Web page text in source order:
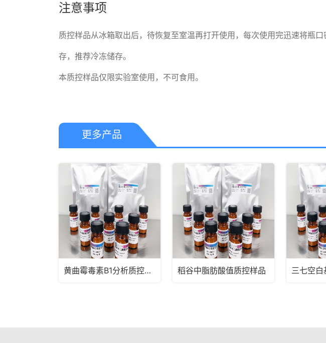
注意事项
质控样品从冰箱取出后，待恢复至室温再打开使用，每次使用完迅速将瓶
存，推荐冷冻储存。
本质控样品仅限实验室使用，不可食用。
更多产品
黄曲霉毒素B1分析质控样品 稻谷中脂肪酸值质控样品